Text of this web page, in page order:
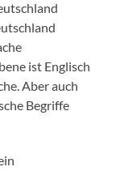
ist Englisch
Aber auch
Begriffe